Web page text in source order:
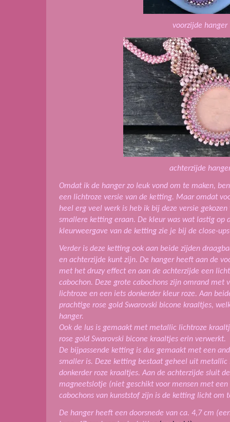
voorzijde hanger
achterzijde
Omdat ik de hanger zo leuk vond om te maken,
een lichtroze versie van de ketting. Maar omdat
heel erg veel werk is heb ik bij deze versie
smallere ketting eraan. De kleur was wat lastig op
kleurweergave van de ketting zie je bij de close-
Verder is deze ketting ook aan beide zijden
en achterzijde kunt zijn. De hanger heeft aan de
met het druzy effect en aan de achterzijde een
cabochon. Deze grote cabochons zijn omrand met
lichtroze en een iets donkerder kleur roze. Aan
prachtige rose gold Swarovski bicone kraaltjes,
hanger.
Ook de lus is gemaakt met metallic lichtroze
rose gold Swarovski bicone kraaltjes erin verwerkt.
De bijpassende ketting is dus gemaakt met een
smaller is. Deze ketting bestaat geheel uit
donkerder roze kraaltjes. Aan de achterzijde sluit
magneetslotje (niet geschikt voor mensen met
cabochons van kunststof zijn is de ketting licht om
De hanger heeft een doorsnede van ca. 4,7 cm